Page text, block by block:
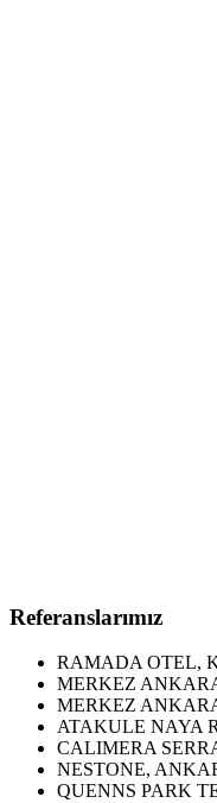
Referanslarımız
RAMADA OTEL,
MERKEZ
MERKEZ
ATAKULE NAYA
CALIMERA
NESTONE,
QUENNS PARK